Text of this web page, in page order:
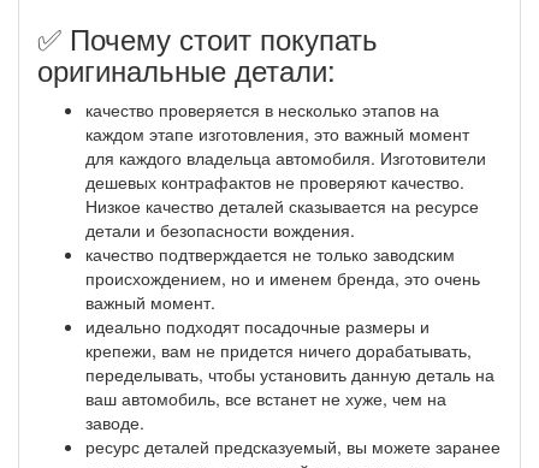
✅ Почему стоит покупать
оригинальные детали:
качество проверяется в несколько этапов на
каждом этапе изготовления, это важный момент
для каждого владельца автомобиля. Изготовители
дешевых контрафактов не проверяют качество.
Низкое качество деталей сказывается на ресурсе
детали и безопасности вождения.
качество подтверждается не только заводским
происхождением, но и именем бренда, это очень
важный момент.
идеально подходят посадочные размеры и
крепежи, вам не придется ничего дорабатывать,
переделывать, чтобы установить данную деталь на
ваш автомобиль, все встанет не хуже, чем на
заводе.
ресурс деталей предсказуемый, вы можете заранее